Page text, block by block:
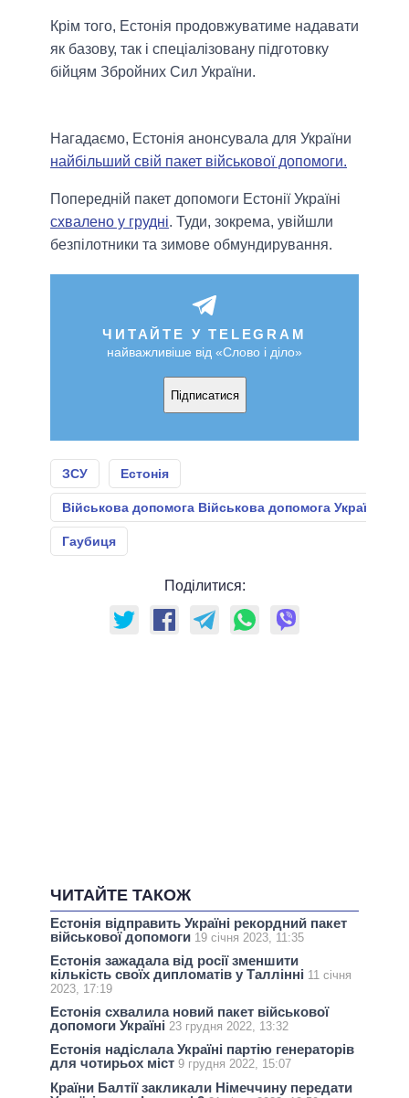
Крім того, Естонія продовжуватиме надавати
як базову, так і спеціалізовану підготовку
бійцям Збройних Сил України.
Нагадаємо, Естонія анонсувала для України
найбільший свій пакет військової допомоги.
Попередній пакет допомоги Естонії Україні
схвалено у грудні. Туди, зокрема, увійшли
безпілотники та зимове обмундирування.
ЧИТАЙТЕ У TELEGRAM
найважливіше від «Слово і діло»
Підписатися
ЗСУ Естонія
Військова допомога Військова допомога Україні
Гаубиця
Поділитися:
ЧИТАЙТЕ ТАКОЖ
Естонія відправить Україні рекордний пакет
військової допомоги 19 січня 2023, 11:35
Естонія зажадала від росії зменшити
кількість своїх дипломатів у Таллінні 11 січня
2023, 17:19
Естонія схвалила новий пакет військової
допомоги Україні 23 грудня 2022, 13:32
Естонія надіслала Україні партію генераторів
для чотирьох міст 9 грудня 2022, 15:07
Країни Балтії закликали Німеччину передати